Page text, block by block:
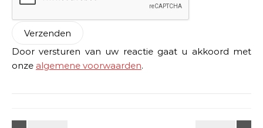
Door versturen van uw reactie gaat u akkoord met
onze algemene voorwaarden.